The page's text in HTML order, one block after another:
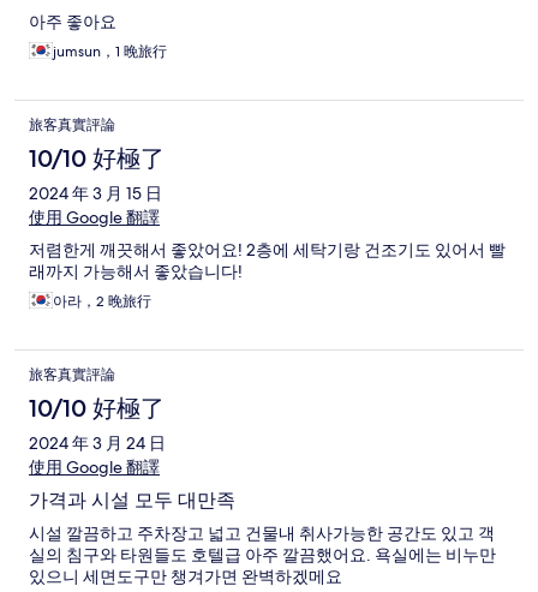
아주 좋아요
jumsun，1 晚旅行
旅客真實評論
10/10 好極了
2024 年 3 月 15 日
使用 Google 翻譯
저렴한게 깨끗해서 좋았어요! 2층에 세탁기랑 건조기도 있어서 빨
래까지 가능해서 좋았습니다!
아라，2 晚旅行
旅客真實評論
10/10 好極了
2024 年 3 月 24 日
使用 Google 翻譯
가격과 시설 모두 대만족
시설 깔끔하고 주차장고 넓고 건물내 취사가능한 공간도 있고 객
실의 침구와 타원들도 호텔급 아주 깔끔했어요. 욕실에는 비누만
있으니 세면도구만 챙겨가면 완벽하겠메요